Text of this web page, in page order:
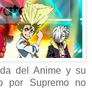
del Anime y su
por Supremo no